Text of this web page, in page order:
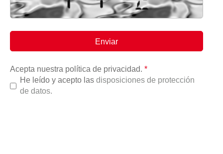
Acepta nuestra política de privacidad. *
He leído y acepto las disposiciones de protección
de datos.